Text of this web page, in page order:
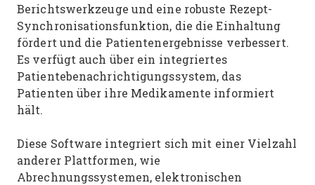
Berichtswerkzeuge und eine robuste Rezept-
Synchronisationsfunktion, die die Einhaltung
fördert und die Patientenergebnisse verbessert.
Es verfügt auch über ein integriertes
Patientebenachrichtigungssystem, das
Patienten über ihre Medikamente informiert
hält.
Diese Software integriert sich mit einer Vielzahl
anderer Plattformen, wie
Abrechnungssystemen, elektronischen